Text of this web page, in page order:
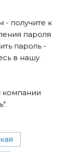
- получите к
пароля
пароль -
в нашу